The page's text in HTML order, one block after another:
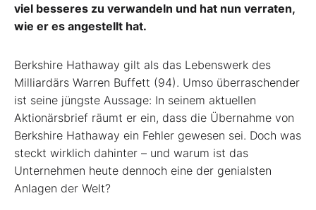
viel besseres zu verwandeln und hat nun verraten,
wie er es angestellt hat.
Berkshire Hathaway gilt als das Lebenswerk des
Milliardärs Warren Buffett (94). Umso überraschender
ist seine jüngste Aussage: In seinem aktuellen
Aktionärsbrief räumt er ein, dass die Übernahme von
Berkshire Hathaway ein Fehler gewesen sei. Doch was
steckt wirklich dahinter – und warum ist das
Unternehmen heute dennoch eine der genialsten
Anlagen der Welt?